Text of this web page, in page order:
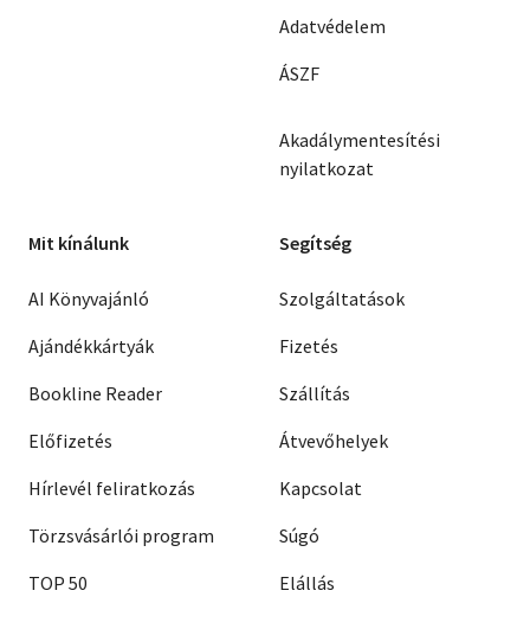
Adatvédelem
ÁSZF
Akadálymentesítési
nyilatkozat
Mit kínálunk
AI Könyvajánló
Ajándékkártyák
Bookline Reader
Előfizetés
Hírlevél feliratkozás
Törzsvásárlói program
TOP 50
Segítség
Szolgáltatások
Fizetés
Szállítás
Átvevőhelyek
Kapcsolat
Súgó
Elállás